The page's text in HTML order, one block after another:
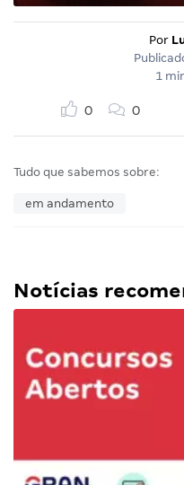
Por
1
0 0
Tudo que sabemos sobre:
em andamento
Notícias